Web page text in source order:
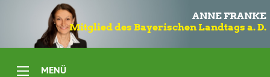
ANNE FRANKE
Mitglied des Bayerischen Landtags a. D.
MENÜ